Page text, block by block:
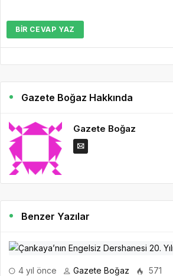
BIR CEVAP YAZ
Gazete Boğaz Hakkında
Gazete Boğaz
Benzer Yazılar
4 yıl önce Gazete Boğaz 571